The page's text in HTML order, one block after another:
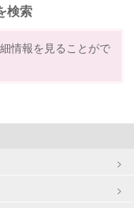
検索
情報を見ることがで